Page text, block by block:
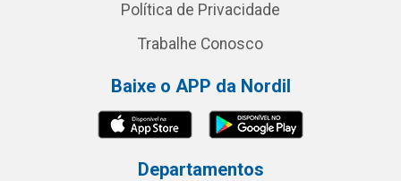
Política de Privacidade
Trabalhe Conosco
Baixe o APP da Nordil
Departamentos